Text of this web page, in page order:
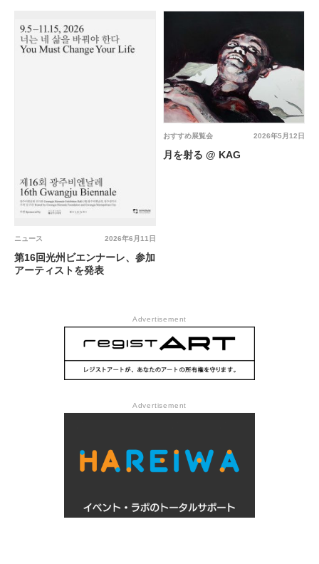
2026年6月11日
ニュース
第16回光州ビエンナーレ、参加
アーティストを発表
2026年5月12日
おすすめ展覧会
月を射る @ KAG
Advertisement
Advertisement